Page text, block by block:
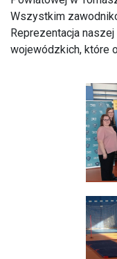
Wszystkim
Reprezentacja
wojewódzkich, które